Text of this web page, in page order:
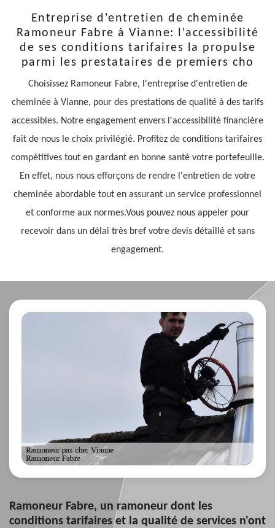
Entreprise d'entretien de cheminée
Ramoneur Fabre à Vianne: l'accessibilité
de ses conditions tarifaires la propulse
parmi les prestataires de premiers cho
Choisissez Ramoneur Fabre, l'entreprise d'entretien de
cheminée à Vianne, pour des prestations de qualité à des tarifs
accessibles. Notre engagement envers l'accessibilité financière
fait de nous le choix privilégié. Profitez de conditions tarifaires
compétitives tout en gardant en bonne santé votre portefeuille.
En effet, nous nous efforçons de rendre l'entretien de votre
cheminée abordable tout en assurant un service professionnel
et conforme aux normes.Vous pouvez nous appeler pour
recevoir dans un délai très bref votre devis détaillé et sans
engagement.
Ramoneur Fabre, un ramoneur dont les
conditions tarifaires et la qualité de services n'ont